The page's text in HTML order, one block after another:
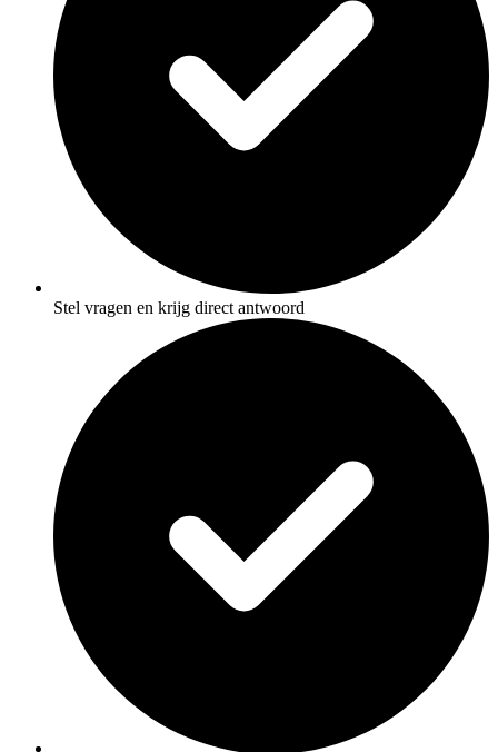
Stel vragen en krijg direct antwoord